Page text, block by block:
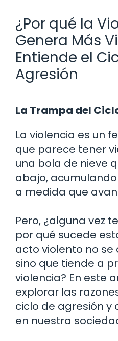
¿Por qué la
Genera Más
Entiende el
Agresión
La Trampa del
La violencia es un
que parece tener
una bola de nieve
abajo,
a medida que
Pero, ¿alguna vez
por qué sucede
acto violento no se
sino que tiende a
violencia? En este
explorar las
ciclo de agresión y
en nuestra